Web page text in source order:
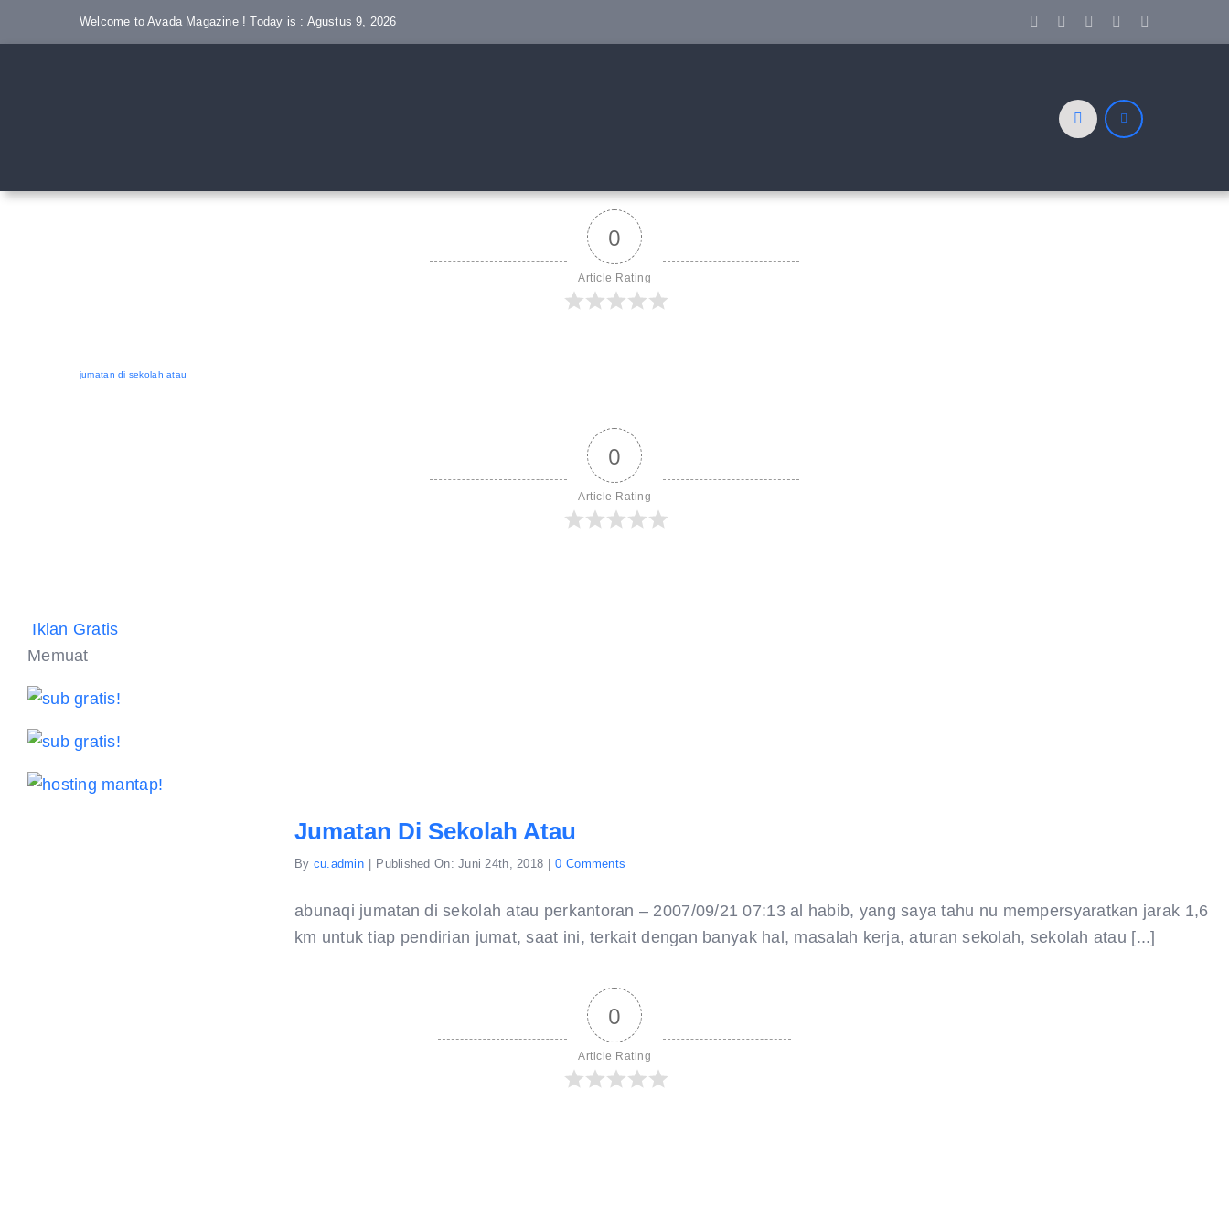
Welcome to Avada Magazine ! Today is : Agustus 9, 2026
0
Article Rating
jumatan di sekolah atau
0
Article Rating
Iklan Gratis
Memuat
Jumatan Di Sekolah Atau
By cu.admin Published On: Juni 24th, 2018 0 Comments
sekolah
atau
abunaqi jumatan di sekolah atau perkantoran – 2007/09/21 07:13 al habib, yang saya tahu nu mempersyaratkan jarak 1,6
km untuk tiap pendirian jumat, saat ini, terkait dengan banyak hal, masalah kerja, aturan sekolah, sekolah atau [...]
0
Article Rating